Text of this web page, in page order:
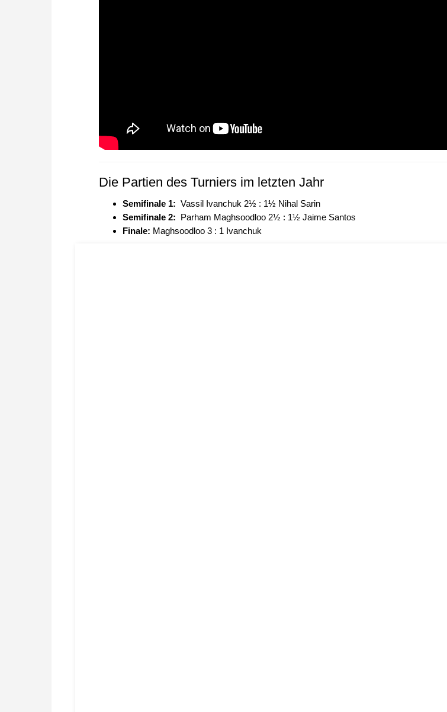
Die Partien des Turniers im letzten Jahr
Semifinale 1: Vassil Ivanchuk 2½ : 1½ Nihal Sarin
Semifinale 2: Parham Maghsoodloo 2½ : 1½ Jaime Santos
Finale: Maghsoodloo 3 : 1 Ivanchuk